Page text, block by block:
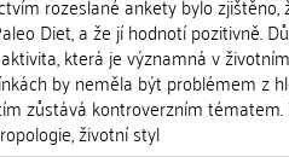
Diet, a že jí hodnotí pozitivně.
která je významná v
by neměla být problémem z
zůstává kontroverzním tématem.
životní styl